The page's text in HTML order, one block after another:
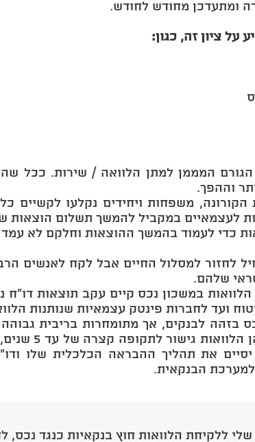
ציון זה, כגון:
המממן למתן הלוואה / שירות. ככל
וההפך.
משפחות ויחידים נקלעו לקשיים
לעצמאיים במקביל להמשך תשלום הוצאות
כדי לעמוד בהמשך ההוצאות וחלקם לא
לחזור למסלול החיים אבל לקח לאנשים
שלהם.
במשכון נכס קיים עקב תוצאות דו"ח
ועד לחברות פינטק עצמאיות שנותנות
בזהה לבנקים, אך מתומחרות בריבית
גבוה. כאשר
את תהליך ההבראה הכלכלית שלו
הבנקאית.
ללקיחת הלוואות חוץ בנקאיות כנגד נכס,